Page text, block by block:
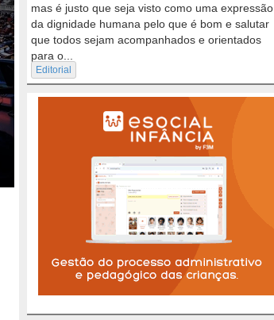
mas é justo que seja visto como uma expressão
da dignidade humana pelo que é bom e salutar
que todos sejam acompanhados e orientados
para o...
Editorial